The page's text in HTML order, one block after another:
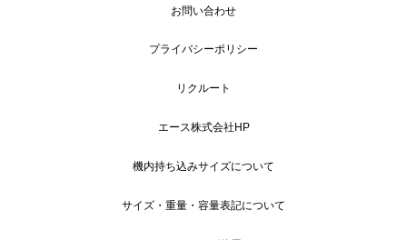
お問い合わせ
プライバシーポリシー
リクルート
エース株式会社HP
機内持ち込みサイズについて
サイズ・重量・容量表記について